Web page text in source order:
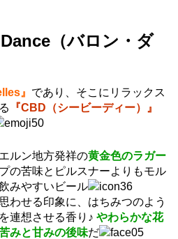
（バロン・ダ
』 であり、そこにリラックス
『CBD（シービーディー）』
ルン地方発祥の黄金色のラガー
の苦味とピルスナーよりもモル
みやすいビール
わせる印象に、はちみつのよう
連想させる香り♪ やわらかな花
みと甘みの後味だ